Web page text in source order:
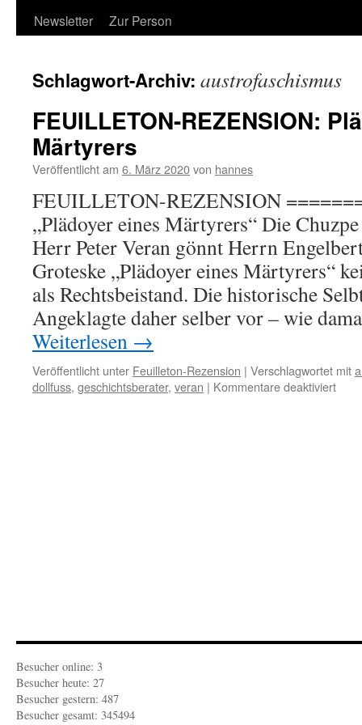
Newsletter
Zur Person
Schlagwort-Archiv: austrofaschismus
FEUILLETON-REZENSION:
Märtyrers
Veröffentlicht am 6. März 2020von hannes
FEUILLETON-REZENSION
„Plädoyer eines Märtyrers“ Die
Herr Peter Veran gönnt Herrn
Groteske „Plädoyer eines Märtyrers“
als Rechtsbeistand. Die historische
Angeklagte daher selber vor – wie
Weiterlesen →
Veröffentlicht unter Feuilleton-Rezension | Verschlagwortet mit
dollfuss, geschichtsberater, veran | Kommentare deaktiviertfür
Besucher online: 3
Besucher heute: 27
Besucher gestern: 487
Besucher gesamt: 345494